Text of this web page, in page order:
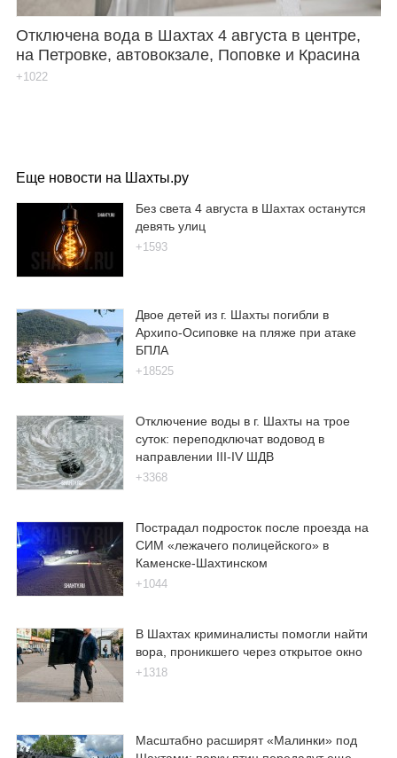
Отключена вода в Шахтах 4 августа в центре,
на Петровке, автовокзале, Поповке и Красина
+1022
Еще новости на Шахты.ру
Без света 4 августа в Шахтах останутся
девять улиц
+1593
Двое детей из г. Шахты погибли в
Архипо-Осиповке на пляже при атаке
БПЛА
+18525
Отключение воды в г. Шахты на трое
суток: переподключат водовод в
направлении III-IV ШДВ
+3368
Пострадал подросток после проезда на
СИМ «лежачего полицейского» в
Каменске-Шахтинском
+1044
В Шахтах криминалисты помогли найти
вора, проникшего через открытое окно
+1318
Масштабно расширят «Малинки» под